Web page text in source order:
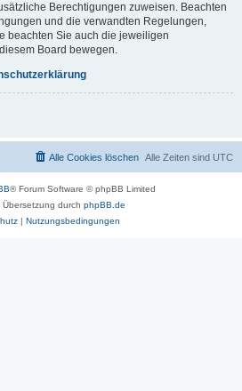
Berechtigungen zuweisen. Beachten
und die verwandten Regelungen,
beachten Sie auch die jeweiligen
Board bewegen.
Alle Zeiten sind UTC
Alle Cookies löschen
® Forum Software © phpBB Limited
Übersetzung durch phpBB.de
| Nutzungsbedingungen